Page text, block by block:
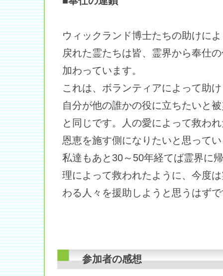
ウィックランド博士たちの助けに
戻れた霊たちは皆、霊界から奉仕
加わっています。
これは、ボランティアによって助
自分が他の誰かの役に立ちたいと
と同じです。人の愛によって救わ
恩恵を施す側になりたいと思って
私達もあと30～50年経てば霊界に
理によって救われたように、今度
わる人々を援助しようと思うはず
参加者の感想